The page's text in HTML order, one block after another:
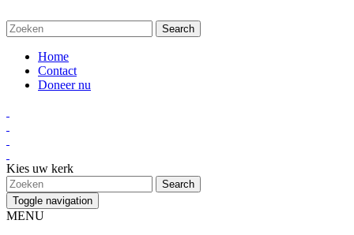
Home
Contact
Doneer nu
Kies uw kerk
Toggle navigation
MENU